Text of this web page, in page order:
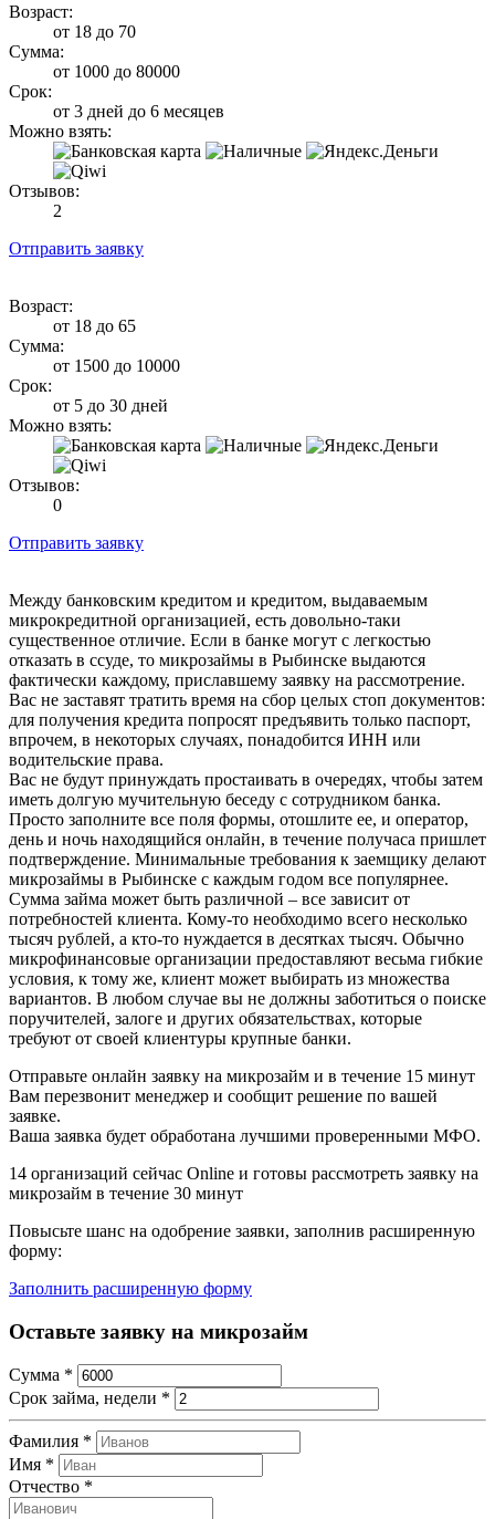
Возраст:
от 18 до 70
Сумма:
от 1000 до 80000
Срок:
от 3 дней до 6 месяцев
Можно взять:
Отзывов:
2
Отправить заявку
Возраст:
от 18 до 65
Сумма:
от 1500 до 10000
Срок:
от 5 до 30 дней
Можно взять:
Отзывов:
0
Отправить заявку
Между банковским кредитом и кредитом, выдаваемым
микрокредитной организацией, есть довольно-таки
существенное отличие. Если в банке могут с легкостью
отказать в ссуде, то микрозаймы в Рыбинске выдаются
фактически каждому, приславшему заявку на рассмотрение.
Вас не заставят тратить время на сбор целых стоп документов:
для получения кредита попросят предъявить только паспорт,
впрочем, в некоторых случаях, понадобится ИНН или
водительские права.
Вас не будут принуждать простаивать в очередях, чтобы затем
иметь долгую мучительную беседу с сотрудником банка.
Просто заполните все поля формы, отошлите ее, и оператор,
день и ночь находящийся онлайн, в течение получаса пришлет
подтверждение. Минимальные требования к заемщику делают
микрозаймы в Рыбинске с каждым годом все популярнее.
Сумма займа может быть различной – все зависит от
потребностей клиента. Кому-то необходимо всего несколько
тысяч рублей, а кто-то нуждается в десятках тысяч. Обычно
микрофинансовые организации предоставляют весьма гибкие
условия, к тому же, клиент может выбирать из множества
вариантов. В любом случае вы не должны заботиться о поиске
поручителей, залоге и других обязательствах, которые
требуют от своей клиентуры крупные банки.
Отправьте онлайн заявку на микрозайм и в течение 15 минут
Вам перезвонит менеджер и сообщит решение по вашей
заявке.
Ваша заявка будет обработана лучшими проверенными МФО.
14 организаций сейчас Online и готовы рассмотреть заявку на
микрозайм в течение 30 минут
Повысьте шанс на одобрение заявки, заполнив расширенную
форму:
Заполнить расширенную форму
Оставьте заявку на микрозайм
Сумма *
Срок займа, недели *
Фамилия *
Имя *
Отчество *